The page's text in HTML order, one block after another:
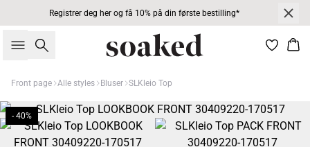
Registrer deg her og få 10% på din første bestilling*
Søk
Front page Alle styles Bluser SLKleio Top
- 40%